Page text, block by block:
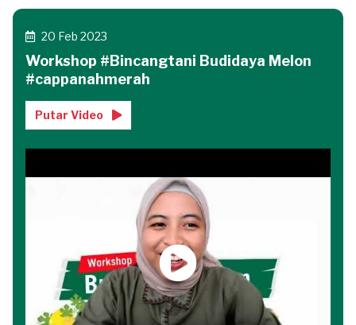
20 Feb 2023
Workshop #Bincangtani Budidaya Melon
#cappanahmerah
Putar Video